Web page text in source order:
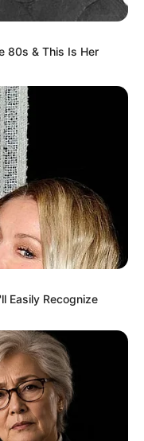
80s & This Is Her
Easily Recognize